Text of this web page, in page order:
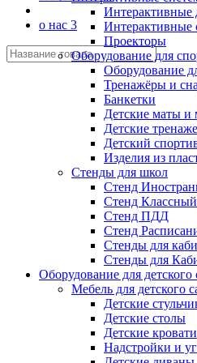
о нас 3
Интерактивные
Интерактивные
Проекторы
Оборудование для
Оборудование
Тренажёры и
Банкетки
Детские маты и
Детские
Детский
Изделия из
Стенды для школ
Стенд
Стенд
Стенд ПДД
Стенд
Стенды для
Стенды для
Оборудование для детского
Мебель для детского
Детские
Детские столы
Детские кровати
Надстройки и